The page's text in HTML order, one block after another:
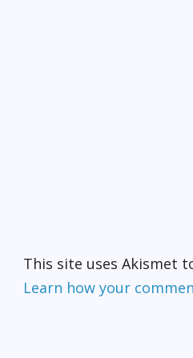
This site uses Akismet
Learn how your